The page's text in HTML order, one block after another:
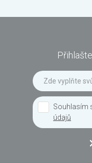
Souhlasím
údajů